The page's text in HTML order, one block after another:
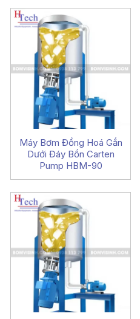
Máy Bơm Đồng Hoá Gắn
Dưới Đáy Bồn Carten
Pump HBM-90